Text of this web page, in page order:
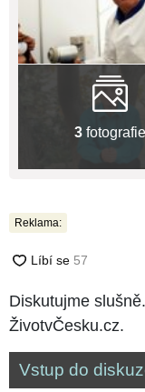
3 fotografie
Reklama:
Diskutujme slušně.
ŽivotvČesku.cz.
Vstup do